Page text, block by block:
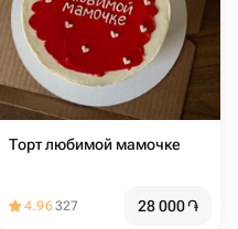
Торт любимой мамочке
4.96327 28 000֏